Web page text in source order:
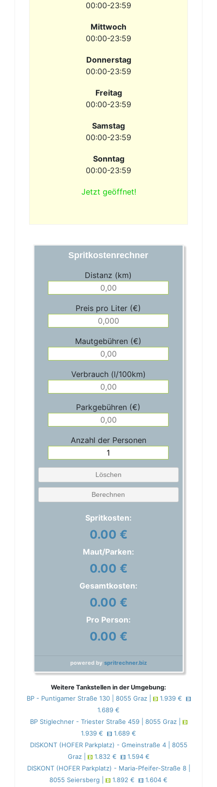
00:00-23:59
Mittwoch
00:00-23:59
Donnerstag
00:00-23:59
Freitag
00:00-23:59
Samstag
00:00-23:59
Sonntag
00:00-23:59
Jetzt geöffnet!
Spritkostenrechner
Distanz (km)
Preis pro Liter (€)
Mautgebühren (€)
Verbrauch (l/100km)
Parkgebühren (€)
Anzahl der Personen
Löschen
Berechnen
Spritkosten:
0.00 €
Maut/Parken:
0.00 €
Gesamtkosten:
0.00 €
Pro Person:
0.00 €
powered by spritrechner.biz
Weitere Tankstellen in der Umgebung:
BP - Puntigamer Straße 130 | 8055 Graz |
1.939 €
1.689 €
BP Stiglechner - Triester Straße 459 | 8055 Graz |
1.939 €
1.689 €
DISKONT (HOFER Parkplatz) - Gmeinstraße 4 | 8055
Graz |
1.832 €
1.594 €
DISKONT (HOFER Parkplatz) - Maria-Pfeifer-Straße 8 |
8055 Seiersberg |
1.892 €
1.604 €